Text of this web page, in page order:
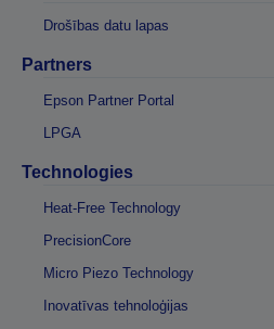
Drošības datu lapas
Partners
Epson Partner Portal
LPGA
Technologies
Heat-Free Technology
PrecisionCore
Micro Piezo Technology
Inovatīvas tehnoloģijas